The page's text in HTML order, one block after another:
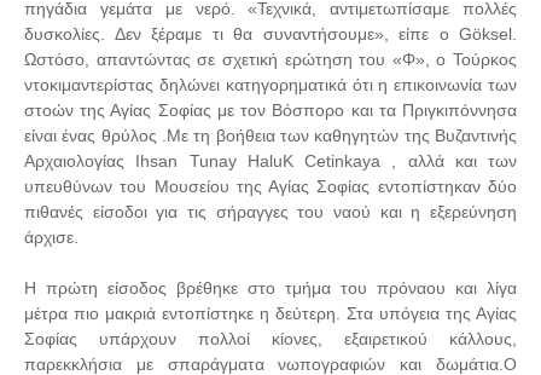
πηγάδια γεμάτα με νερό. «Τεχνικά, αντιμετωπίσαμε πολλές
δυσκολίες. Δεν ξέραμε τι θα συναντήσουμε», είπε ο Göksel.
Ωστόσο, απαντώντας σε σχετική ερώτηση του «Φ», ο Τούρκος
ντοκιμαντερίστας δηλώνει κατηγορηματικά ότι η επικοινωνία των
στοών της Αγίας Σοφίας με τον Βόσπορο και τα Πριγκιπόννησα
είναι ένας θρύλος .Με τη βοήθεια των καθηγητών της Βυζαντινής
Αρχαιολογίας Ihsan Tunay HaluK Cetinkaya , αλλά και των
υπευθύνων του Μουσείου της Αγίας Σοφίας εντοπίστηκαν δύο
πιθανές είσοδοι για τις σήραγγες του ναού και η εξερεύνηση
άρχισε.
Η πρώτη είσοδος βρέθηκε στο τμήμα του πρόναου και λίγα
μέτρα πιο μακριά εντοπίστηκε η δεύτερη. Στα υπόγεια της Αγίας
Σοφίας υπάρχουν πολλοί κίονες, εξαιρετικού κάλλους,
παρεκκλήσια με σπαράγματα νωπογραφιών και δωμάτια.Ο